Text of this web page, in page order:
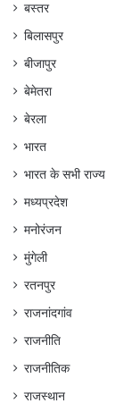
बस्तर
बिलासपुर
बीजापुर
बेमेतरा
बेरला
भारत
भारत के सभी राज्य
मध्यप्रदेश
मनोरंजन
मुंगेली
रतनपुर
राजनांदगांव
राजनीति
राजनीतिक
राजस्थान